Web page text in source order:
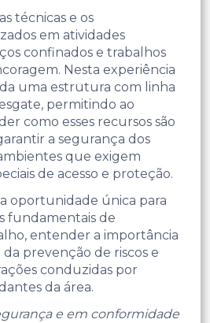
técnicas e os
em atividades
confinados e trabalhos
Nesta experiência
uma estrutura com linha
permitindo ao
como esses recursos são
a segurança dos
que exigem
de acesso e proteção.
oportunidade única para
fundamentais de
entender a importância
prevenção de riscos e
conduzidas por
da área.
e em conformidade